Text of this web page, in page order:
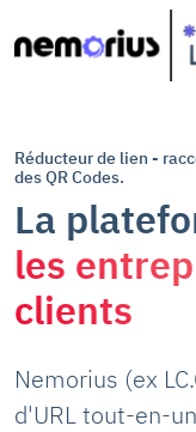
Réducteur de lien -
des QR Codes.
La
les
clients
Nemorius (ex
d'URL tout-en-